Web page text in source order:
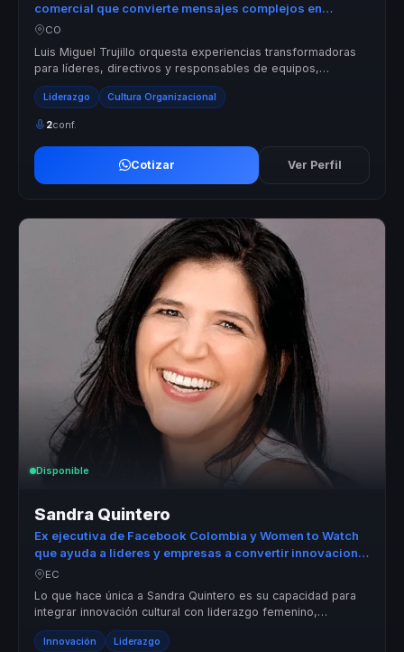
comercial que convierte mensajes complejos en
recordación, influencia y motivación para líderes y
CO
Luis Miguel Trujillo orquesta experiencias transformadoras
para líderes, directivos y responsables de equipos,
ayudándoles a dejar atrás ...
Liderazgo Cultura Organizacional
2conf.
Cotizar Ver Perfil
Disponible
Sandra Quintero
Ex ejecutiva de Facebook Colombia y Women to Watch
que ayuda a lideres y empresas a convertir innovacion
cultural en crecimiento, liderazgo y transformacion.
EC
Lo que hace única a Sandra Quintero es su capacidad para
integrar innovación cultural con liderazgo femenino,
ofreciendo un enfoque que n...
Innovación Liderazgo